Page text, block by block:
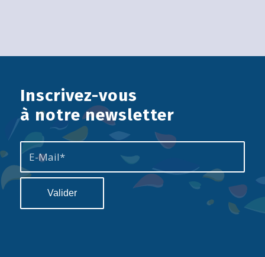
Inscrivez-vous
à notre newsletter